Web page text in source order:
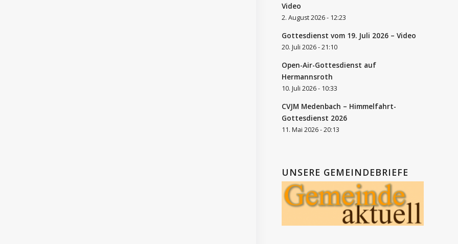
Video
2. August 2026 - 12:23
Gottesdienst vom 19. Juli 2026 – Video
20. Juli 2026 - 21:10
Open-Air-Gottesdienst auf
Hermannsroth
10. Juli 2026 - 10:33
CVJM Medenbach – Himmelfahrt-
Gottesdienst 2026
11. Mai 2026 - 20:13
UNSERE GEMEINDEBRIEFE